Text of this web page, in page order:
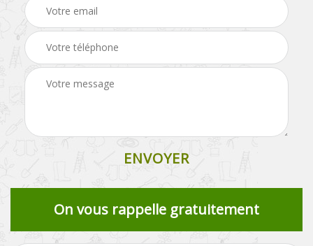
On vous rappelle gratuitement